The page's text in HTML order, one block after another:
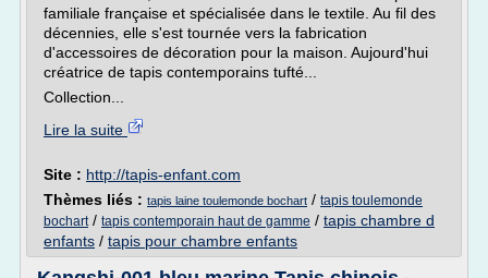
familiale française et spécialisée dans le textile. Au fil des
décennies, elle s'est tournée vers la fabrication
d'accessoires de décoration pour la maison. Aujourd'hui
créatrice de tapis contemporains tufté...
Collection...
Lire la suite
Site : http://tapis-enfant.com
Thèmes liés : tapis laine toulemonde bochart / tapis toulemonde
bochart/ tapis contemporain haut de gamme / tapis chambre d
enfants / tapis pour chambre enfants